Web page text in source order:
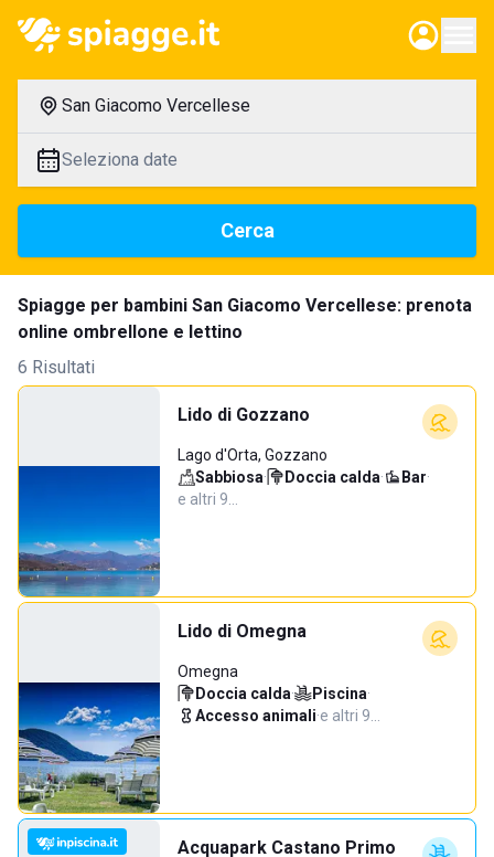
San Giacomo Vercellese
Seleziona date
Cerca
Spiagge per bambini San Giacomo Vercellese: prenota
online ombrellone e lettino
6 Risultati
Lido di Gozzano
Lago d'Orta, Gozzano
Sabbiosa· Doccia calda· Bar·
e altri 9…
Lido di Omegna
Omegna
Doccia calda· Piscina·
Accesso animali·e altri 9…
Acquapark Castano Primo